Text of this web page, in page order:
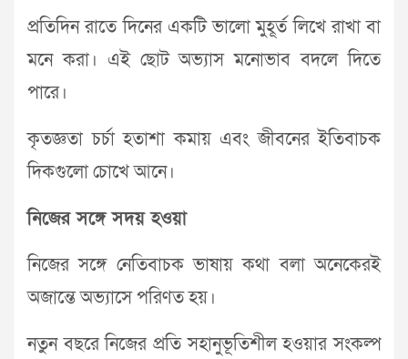
প্রতিদিন রাতে দিনের একটি ভালো মুহূর্ত লিখে রাখা বা
মনে করা। এই ছোট অভ্যাস মনোভাব বদলে দিতে
পারে।
কৃতজ্ঞতা চর্চা হতাশা কমায় এবং জীবনের ইতিবাচক
দিকগুলো চোখে আনে।
নিজের সঙ্গে সদয় হওয়া
নিজের সঙ্গে নেতিবাচক ভাষায় কথা বলা অনেকেরই
অজান্তে অভ্যাসে পরিণত হয়।
নতুন বছরে নিজের প্রতি সহানুভূতিশীল হওয়ার সংকল্প